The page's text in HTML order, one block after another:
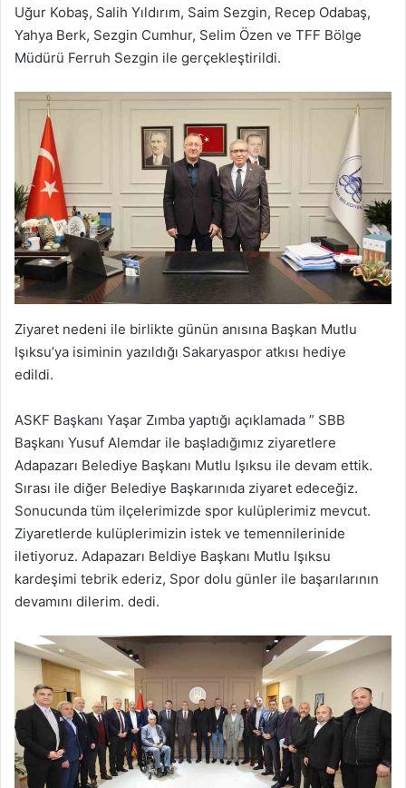
Uğur Kobaş, Salih Yıldırım, Saim Sezgin, Recep Odabaş,
Yahya Berk, Sezgin Cumhur, Selim Özen ve TFF Bölge
Müdürü Ferruh Sezgin ile gerçekleştirildi.
Ziyaret nedeni ile birlikte günün anısına Başkan Mutlu
Işıksu’ya isiminin yazıldığı Sakaryaspor atkısı hediye
edildi.
ASKF Başkanı Yaşar Zımba yaptığı açıklamada ” SBB
Başkanı Yusuf Alemdar ile başladığımız ziyaretlere
Adapazarı Belediye Başkanı Mutlu Işıksu ile devam ettik.
Sırası ile diğer Belediye Başkarınıda ziyaret edeceğiz.
Sonucunda tüm ilçelerimizde spor kulüplerimiz mevcut.
Ziyaretlerde kulüplerimizin istek ve temennilerinide
iletiyoruz. Adapazarı Beldiye Başkanı Mutlu Işıksu
kardeşimi tebrik ederiz, Spor dolu günler ile başarılarının
devamını dilerim. dedi.